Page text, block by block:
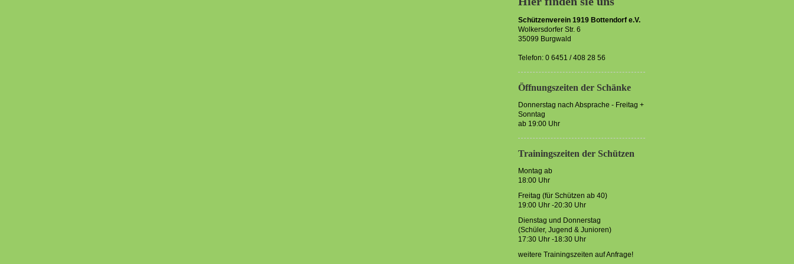
Schützenverein 1919 Bottendorf e.V.
Wolkersdorfer Str. 6
35099 Burgwald
Telefon: 0 6451 / 408 28 56
Öffnungszeiten der Schänke
Donnerstag nach Absprache - Freitag +
Sonntag
ab 19:00 Uhr
Trainingszeiten der Schützen
Montag ab
18:00 Uhr
Freitag (für Schützen ab 40)
19:00 Uhr -20:30 Uhr
Dienstag und Donnerstag
(Schüler, Jugend & Junioren)
17:30 Uhr -18:30 Uhr
weitere Trainingszeiten auf Anfrage!